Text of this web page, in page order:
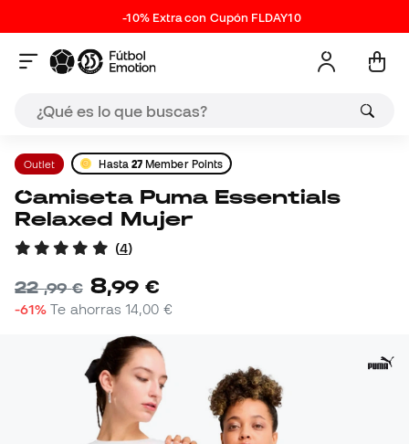
-10% Extra con Cupón FLDAY10
Outlet Hasta 27 Member Points
Camiseta Puma Essentials
Relaxed Mujer
(4)
22,99 € 8,99 €
-61% Te ahorras14,00 €